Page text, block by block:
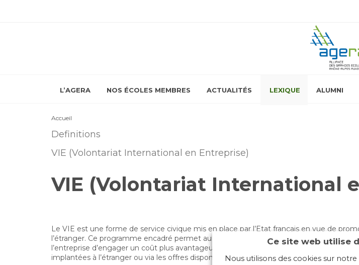
L’AGERA NOS ÉCOLES MEMBRES ACTUALITÉS LEXIQUE ALUMNI
Accueil
Definitions
VIE (Volontariat International en Entreprise)
VIE (Volontariat International
Le VIE est une forme de service civique mis en place par l’Etat français en vue de
l’étranger. Ce programme encadré permet au jeune diplômé de bénéficier de
l’entreprise d’engager un coût plus avantageux pour la mission. Les candidats
implantées à l’étranger ou via les offres disponibles surMon Volontariat International :
Ce site web utilise
Nous utilisons des cookies sur